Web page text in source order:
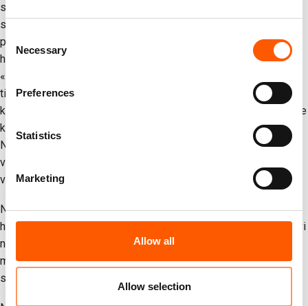
Selection
Necessary
Preferences
Statistics
Marketing
Allow all
Allow selection
skal ha ansatt «administrative direktører» eller «garantister»
som skal ha lagt til rette for Hamas´ innflytelse. Begge
påstandene er åpenbart falske. NRC Flyktninghjelpen har aldri
hatt en «administrativ direktør»-rolle i Gaza. Begrepet
«garantist» refererte utelukkende til ansatte som var autorisert
til å sende inn søknader om reisetillatelse for utenlandske
kolleger gjennom en elektronisk plattform. Denne administrative
klassifiseringen ga ingen autoritet, tilgang eller innflytelse over
NRC Flyktninghjelpen. Slike «garantister» for reise- eller
visumsøkere er påkrevd av de fleste regjeringer rundt om i
verden.
NRC Flyktninghjelpen har ingen indikasjoner på at vi noen gang
har ansatt noen som har vært utnevnt av Hamas. Imidlertid har vi
naturligvis ansatt personale med erfaring fra Den palestinske
myndigheten, som er en partner til USA og det internasjonale
samfunnet.